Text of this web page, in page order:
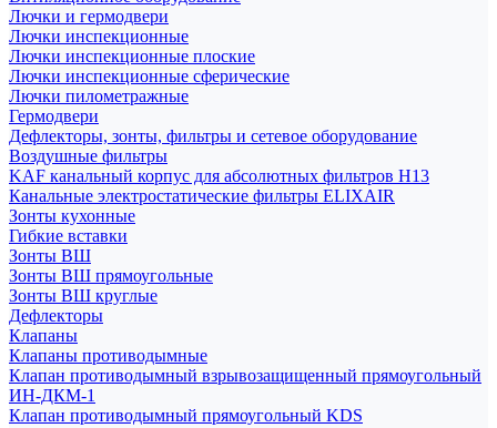
Лючки и гермодвери
Лючки инспекционные
Лючки инспекционные плоские
Лючки инспекционные сферические
Лючки пилометражные
Гермодвери
Дефлекторы, зонты, фильтры и сетевое оборудование
Воздушные фильтры
KAF канальный корпус для абсолютных фильтров H13
Канальные электростатические фильтры ELIXAIR
Зонты кухонные
Гибкие вставки
Зонты ВШ
Зонты ВШ прямоугольные
Зонты ВШ круглые
Дефлекторы
Клапаны
Клапаны противодымные
Клапан противодымный взрывозащищенный прямоугольный
ИН-ДКМ-1
Клапан противодымный прямоугольный KDS